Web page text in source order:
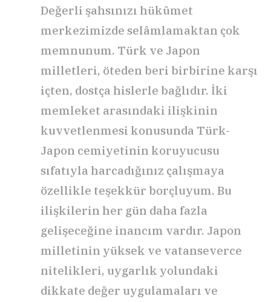
Değerli şahsınızı hükûmet
merkezimizde selâmlamaktan çok
memnunum. Türk ve Japon
milletleri, öteden beri birbirine karşı
içten, dostça hislerle bağlıdır. İki
memleket arasındaki ilişkinin
kuvvetlenmesi konusunda Türk-
Japon cemiyetinin koruyucusu
sıfatıyla harcadığınız çalışmaya
özellikle teşekkür borçluyum. Bu
ilişkilerin her gün daha fazla
gelişeceğine inancım vardır. Japon
milletinin yüksek ve vatanseverce
nitelikleri, uygarlık yolundaki
dikkate değer uygulamaları ve